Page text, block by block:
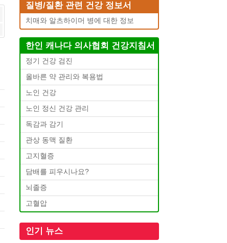
질병/질환 관련 건강 정보서
치매와 알츠하이머 병에 대한 정보
한인 캐나다 의사협회 건강지침서
정기 건강 검진
올바른 약 관리와 복용법
노인 건강
노인 정신 건강 관리
독감과 감기
관상 동맥 질환
고지혈증
담배를 피우시나요?
뇌졸증
고혈압
인기 뉴스